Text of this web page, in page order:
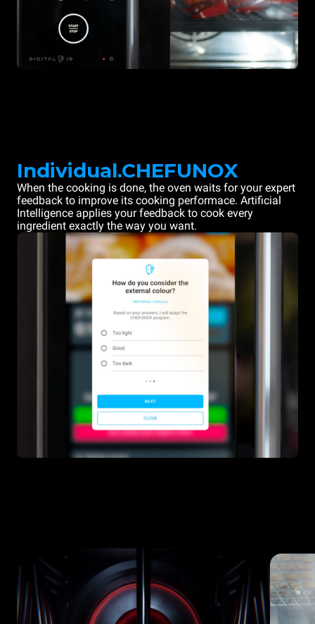
Individual.CHEFUNOX
When the cooking is done, the oven waits for your expert
feedback to improve its cooking performace. Artificial
Intelligence applies your feedback to cook every
ingredient exactly the way you want.